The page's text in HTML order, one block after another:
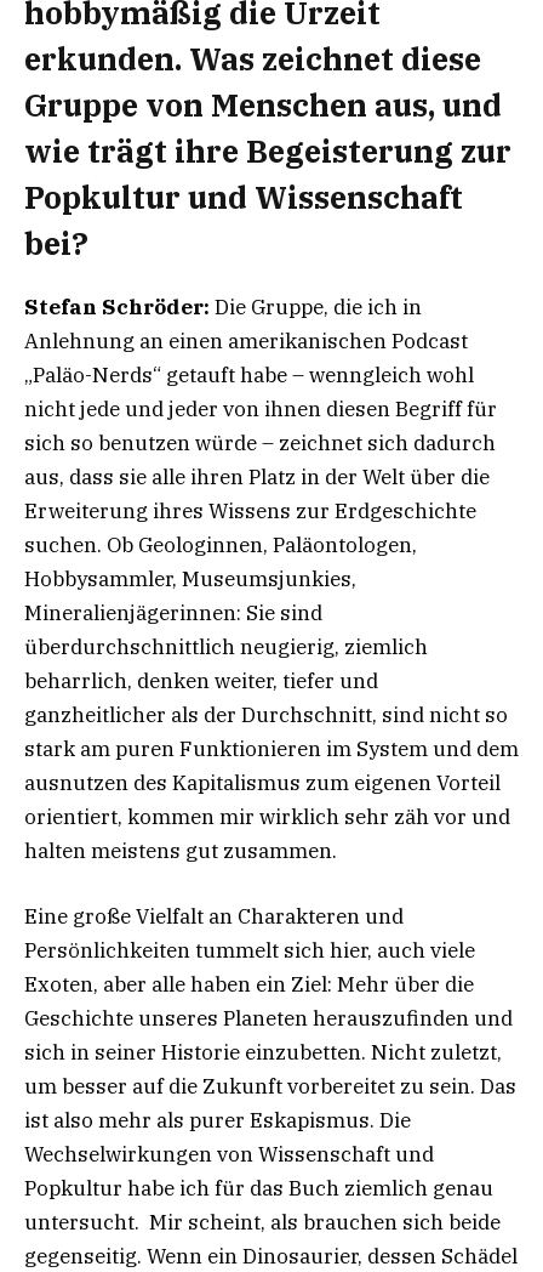
hobbymäßig die Urzeit
erkunden. Was zeichnet diese
Gruppe von Menschen aus, und
wie trägt ihre Begeisterung zur
Popkultur und Wissenschaft
bei?
Stefan Schröder: Die Gruppe, die ich in
Anlehnung an einen amerikanischen Podcast
„Paläo-Nerds“ getauft habe – wenngleich wohl
nicht jede und jeder von ihnen diesen Begriff für
sich so benutzen würde – zeichnet sich dadurch
aus, dass sie alle ihren Platz in der Welt über die
Erweiterung ihres Wissens zur Erdgeschichte
suchen. Ob Geologinnen, Paläontologen,
Hobbysammler, Museumsjunkies,
Mineralienjägerinnen: Sie sind
überdurchschnittlich neugierig, ziemlich
beharrlich, denken weiter, tiefer und
ganzheitlicher als der Durchschnitt, sind nicht so
stark am puren Funktionieren im System und dem
ausnutzen des Kapitalismus zum eigenen Vorteil
orientiert, kommen mir wirklich sehr zäh vor und
halten meistens gut zusammen.
Eine große Vielfalt an Charakteren und
Persönlichkeiten tummelt sich hier, auch viele
Exoten, aber alle haben ein Ziel: Mehr über die
Geschichte unseres Planeten herauszufinden und
sich in seiner Historie einzubetten. Nicht zuletzt,
um besser auf die Zukunft vorbereitet zu sein. Das
ist also mehr als purer Eskapismus. Die
Wechselwirkungen von Wissenschaft und
Popkultur habe ich für das Buch ziemlich genau
untersucht. Mir scheint, als brauchen sich beide
gegenseitig. Wenn ein Dinosaurier, dessen Schädel